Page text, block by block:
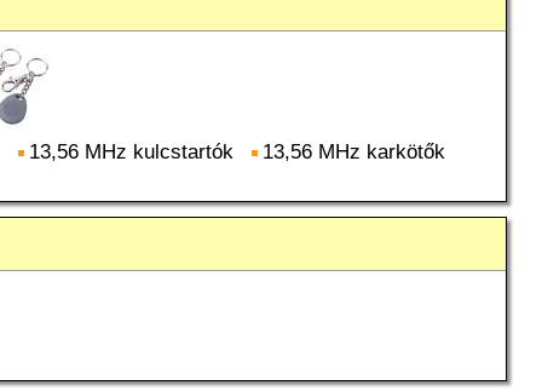
13,56 MHz kulcstartók 13,56 MHz karkötők